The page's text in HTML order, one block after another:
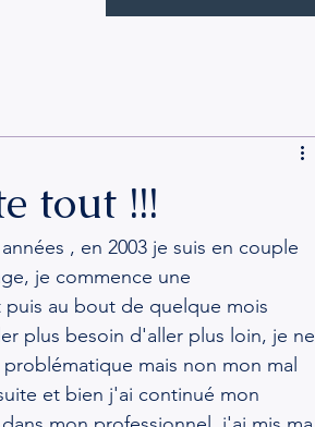
tout !!!
, en 2003 je suis en couple
je commence une
puis au bout de quelque mois
plus besoin d'aller plus loin, je ne
mais non mon mal
et bien j'ai continué mon